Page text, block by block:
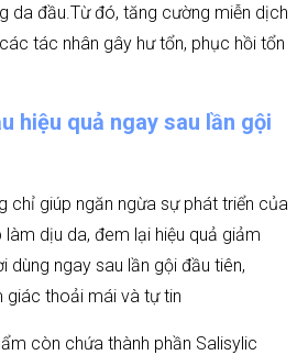
da đầu.Từ đó, tăng cường miễn dịch
tác nhân gây hư tổn, phục hồi tổn
hiệu quả ngay sau lần gội
chỉ giúp ngăn ngừa sự phát triển của
dịu da, đem lại hiệu quả giảm
dùng ngay sau lần gội đầu tiên,
giác thoải mái và tự tin
còn chứa thành phần Salisylic